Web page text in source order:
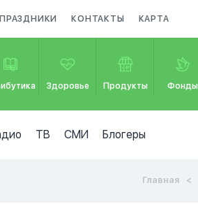
ПРАЗДНИКИ КОНТАКТЫ КАРТА
Здоровье Продукты Фонды
ТВ СМИ Блогеры
Главная